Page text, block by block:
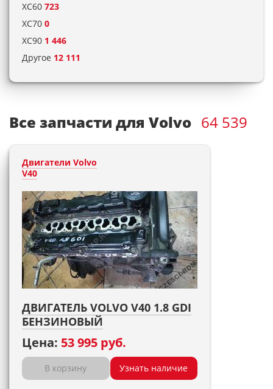
XC60 723
XC70 0
XC90 1 446
Другое 12 111
Все запчасти для Volvo 64 539
Двигатели Volvo
V40
ДВИГАТЕЛЬ VOLVO V40 1.8 GDI
БЕНЗИНОВЫЙ
Цена: 53 995 руб.
В корзину Узнать наличие